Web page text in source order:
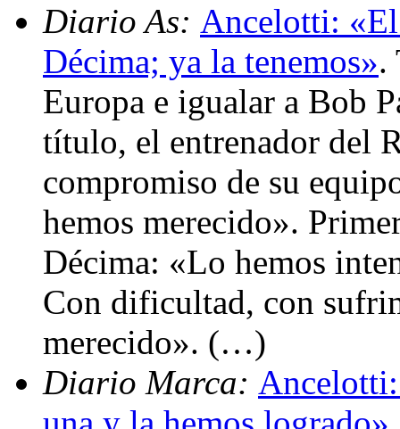
Diario As: Ancelotti:
Décima; ya la tenemos».
Europa e igualar a Bob
título, el entrenador del
compromiso de su
hemos merecido».
Décima: «Lo hemos
Con dificultad, con
merecido». (…)
Diario Marca: